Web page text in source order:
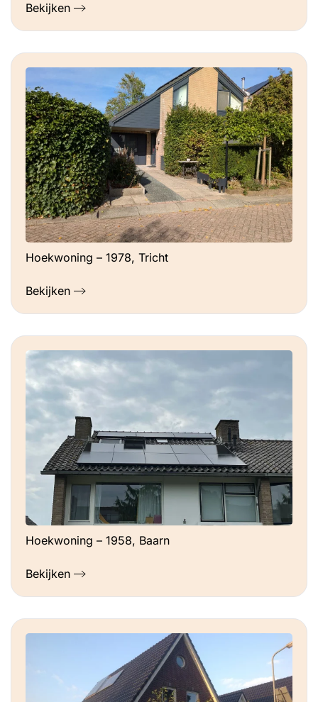
Bekijken
Hoekwoning – 1978, Tricht
Bekijken
Hoekwoning – 1958, Baarn
Bekijken